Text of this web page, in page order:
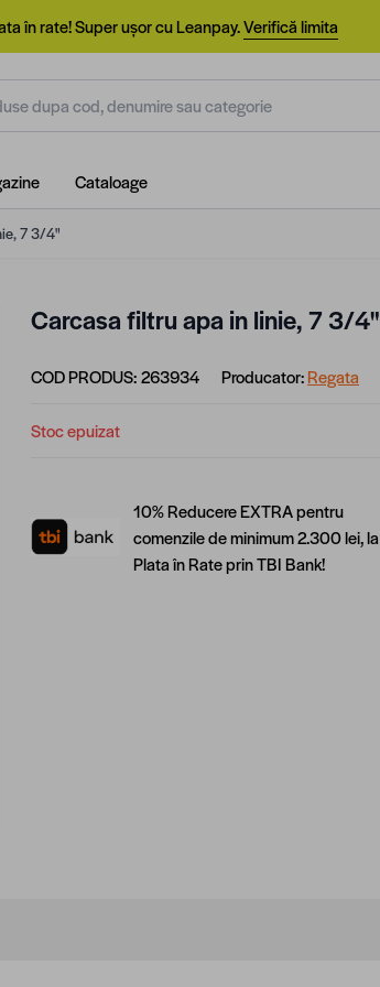
în rate! Super ușor cu Leanpay.Verifică limita
Cataloage
7 3/4"
Carcasa filtru apa in linie, 7 3/4"
COD PRODUS:263934 Producator:Regata
Stoc epuizat
10% Reducere EXTRA pentru
comenzile de minimum 2.300 lei, la
Plata în Rate prin TBI Bank!